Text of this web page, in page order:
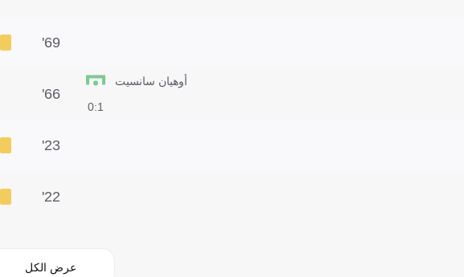
69'
1:0
أوهيان سانسيت
66'
23'
22'
عرض الكل